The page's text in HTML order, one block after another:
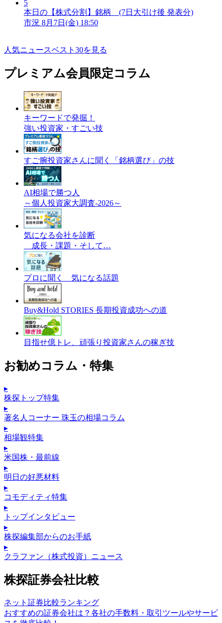
5
本日の【株式分割】銘柄 (7日大引け後 発表分)
市況 8月7日(金) 18:50
人気ニュースベスト30を見る
プレミアム会員限定コラム
キーワードで発掘！
強い投資家・すごい技
すご腕投資家さんに聞く「銘柄選び」の技
AI相場で勝つ人
～個人投資家大調査-2026～
気になる会社を診断
成長・課題・そして…
プロに聞く 気になる話題
Buy&Hold STORIES 長期投資成功への道
目指せ億トレ、頑張り投資家さんの稼ぎ技
お勧めコラム・特集
▸
株探トップ特集
▸
著名人コーナー 珠玉の相場コラム
▸
相場観特集
▸
米国株・最前線
▸
明日の好悪材料
▸
コモディティ特集
▸
トップインタビュー
▸
株探編集部からのお手紙
▸
クラファン（株式投資）ニュース
株探証券会社比較
ネット証券比較ランキング
おすすめの証券会社は？各社の手数料・取引ツールやサービ